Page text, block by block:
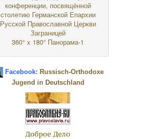
конференции, посвящённой
столетию Германской Епархии
Русской Православной Церкви
Заграницей
360° x 180° Панорама-1
Facebook: Russisch-Orthodoxe
Jugend in Deutschland